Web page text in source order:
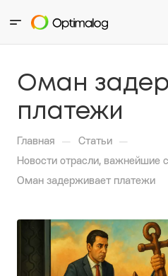
Оман
платежи
Главная — Статьи —
Новости отрасли, важнейшие
Оман задерживает платежи